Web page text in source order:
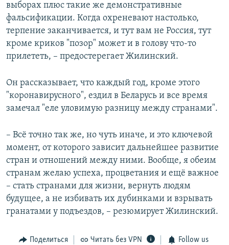
выборах плюс такие же демонстративные
фальсификации. Когда охреневают настолько,
терпение заканчивается, и тут вам не Россия, тут
кроме криков "позор" может и в голову что-то
прилететь, – предостерегает Жилинский.
Он рассказывает, что каждый год, кроме этого
"коронавирусного", ездил в Беларусь и все время
замечал "еле уловимую разницу между странами".
– Всё точно так же, но чуть иначе, и это ключевой
момент, от которого зависит дальнейшее развитие
стран и отношений между ними. Вообще, я обеим
странам желаю успеха, процветания и ещё важное
– стать странами для жизни, вернуть людям
будущее, а не избивать их дубинками и взрывать
гранатами у подъездов, – резюмирует Жилинский.
Поделиться Читать без VPN Follow us